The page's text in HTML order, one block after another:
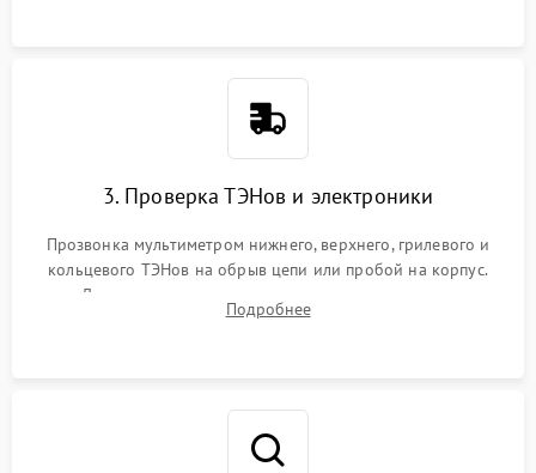
3. Проверка ТЭНов и электроники
Прозвонка мультиметром нижнего, верхнего, грилевого и
кольцевого ТЭНов на обрыв цепи или пробой на корпус.
Диагностика термостата, датчиков температуры,
переключателя режимов и мотора конвекции.
Подробнее